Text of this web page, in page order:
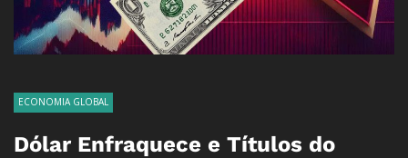
ECONOMIA GLOBAL
Dólar Enfraquece e Títulos do